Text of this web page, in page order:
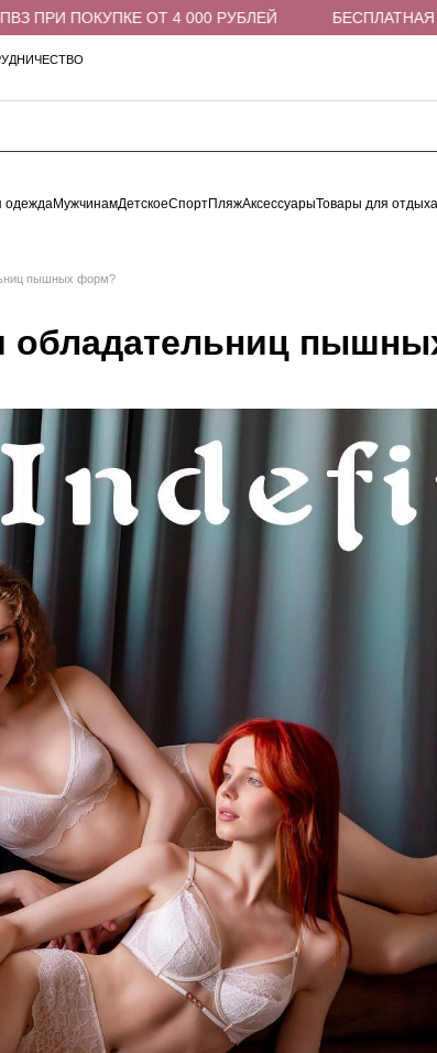
ПОКУПКЕ ОТ 4 000 РУБЛЕЙ БЕСПЛАТНАЯ
одеждаМужчинамДетскоеСпортПляжАксессуарыТовары для
пышных форм?
обладательниц